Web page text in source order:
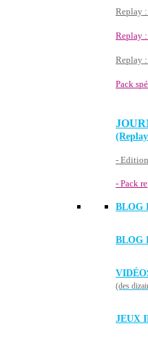
Replay
Replay
Replay
Pack
-
- Pack
BLOG
BLOG
(des
JEUX